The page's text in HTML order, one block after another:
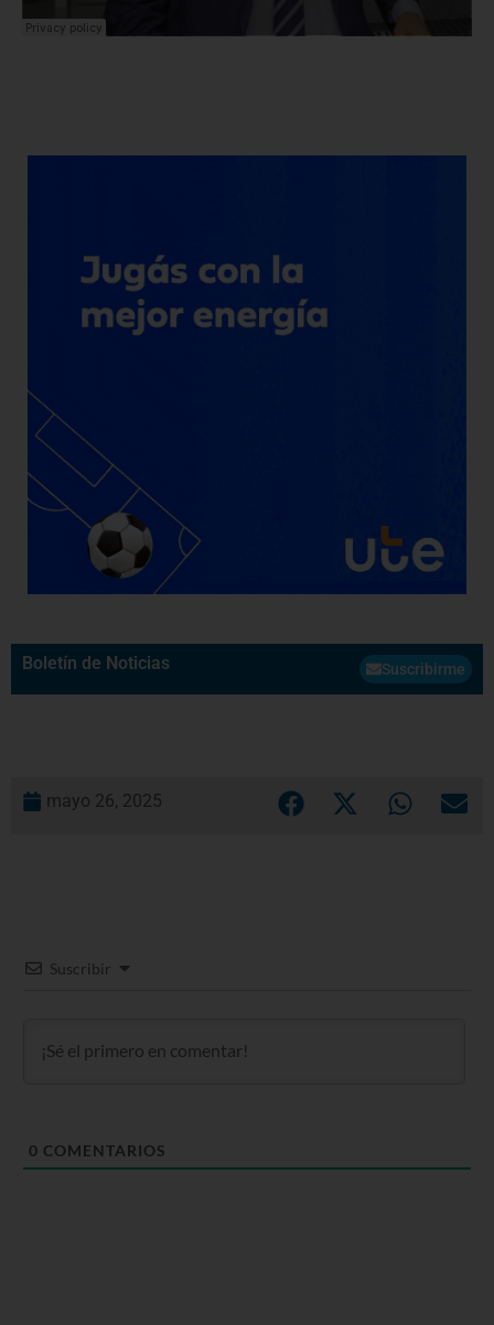
Boletín de Noticias Suscribirme
mayo 26, 2025
Suscribir
0 COMENTARIOS